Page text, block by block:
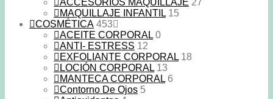
ACCESORIOS MAQUILLAJE 27
MAQUILLAJE INFANTIL 15
COSMÉTICA 453
ACEITE CORPORAL 0
ANTI- ESTRESS 12
EXFOLIANTE CORPORAL 18
LOCIÓN CORPORAL 13
MANTECA CORPORAL 6
Contorno De Ojos 5